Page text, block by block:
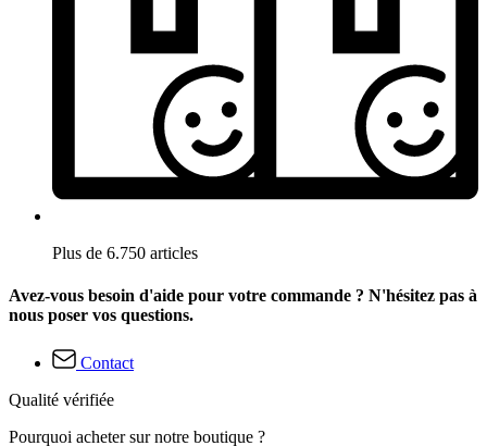
Plus de 6.750 articles
Avez-vous besoin d'aide pour votre commande ? N'hésitez pas à
nous poser vos questions.
Contact
Qualité vérifiée
Pourquoi acheter sur notre boutique ?